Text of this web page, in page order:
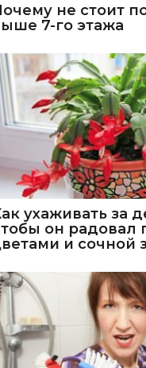
не стоит
7-го этажа
ухаживать за
он
и сочной